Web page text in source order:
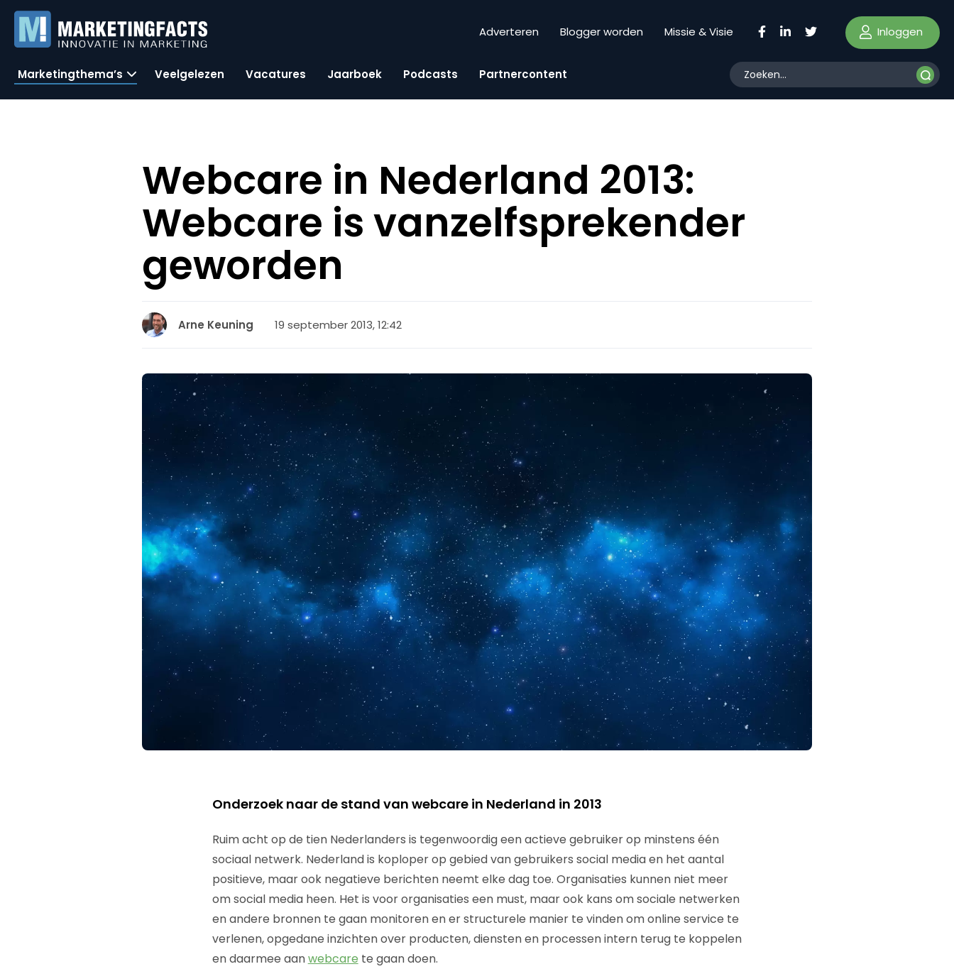
Adverteren Blogger worden Missie & Visie Inloggen
Marketingthema’s Veelgelezen Vacatures Jaarboek Podcasts Partnercontent
Webcare in Nederland 2013:
Webcare is vanzelfsprekender
geworden
Arne Keuning 19 september 2013, 12:42
Onderzoek naar de stand van webcare in Nederland in 2013
Ruim acht op de tien Nederlanders is tegenwoordig een actieve gebruiker op minstens één
sociaal netwerk. Nederland is koploper op gebied van gebruikers social media en het aantal
positieve, maar ook negatieve berichten neemt elke dag toe. Organisaties kunnen niet meer
om social media heen. Het is voor organisaties een must, maar ook kans om sociale netwerken
en andere bronnen te gaan monitoren en er structurele manier te vinden om online service te
verlenen, opgedane inzichten over producten, diensten en processen intern terug te koppelen
en daarmee aanwebcare te gaan doen.